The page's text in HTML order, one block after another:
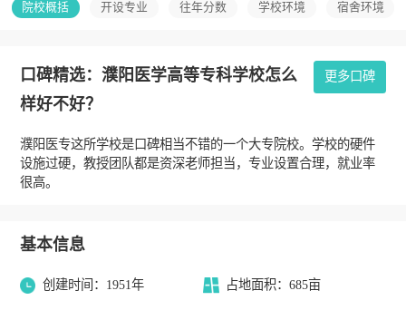
院校概括 开设专业 往年分数 学校环境 宿舍环境
口碑精选：濮阳医学高等专科学校怎么
样好不好？
更多口碑
濮阳医专这所学校是口碑相当不错的一个大专院校。学校的硬件
设施过硬，教授团队都是资深老师担当，专业设置合理，就业率
很高。
基本信息
创建时间：1951年 占地面积：685亩